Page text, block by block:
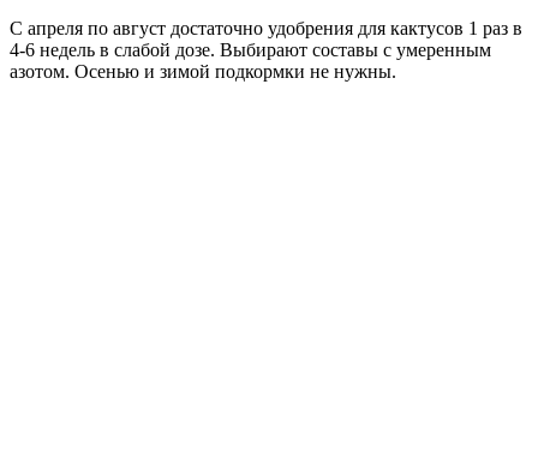
С апреля по август достаточно удобрения для кактусов 1 раз в
4-6 недель в слабой дозе. Выбирают составы с умеренным
азотом. Осенью и зимой подкормки не нужны.